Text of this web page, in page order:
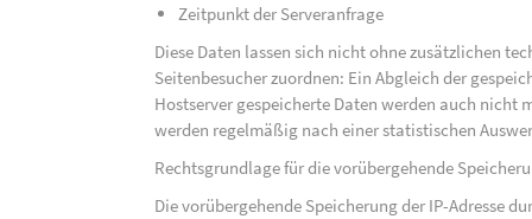
Zeitpunkt der Serveranfrage
Diese Daten lassen sich nicht ohne zusätzlichen
Seitenbesucher zuordnen: Ein Abgleich der
Hostserver gespeicherte Daten werden auch nicht
werden regelmäßig nach einer statistischen
Rechtsgrundlage für die vorübergehende
Die vorübergehende Speicherung der IP-Adresse